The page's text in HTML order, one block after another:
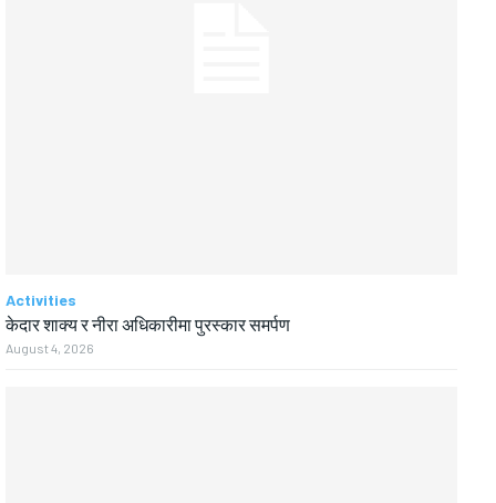
Activities
केदार शाक्य र नीरा अधिकारीमा पुरस्कार समर्पण
August 4, 2026